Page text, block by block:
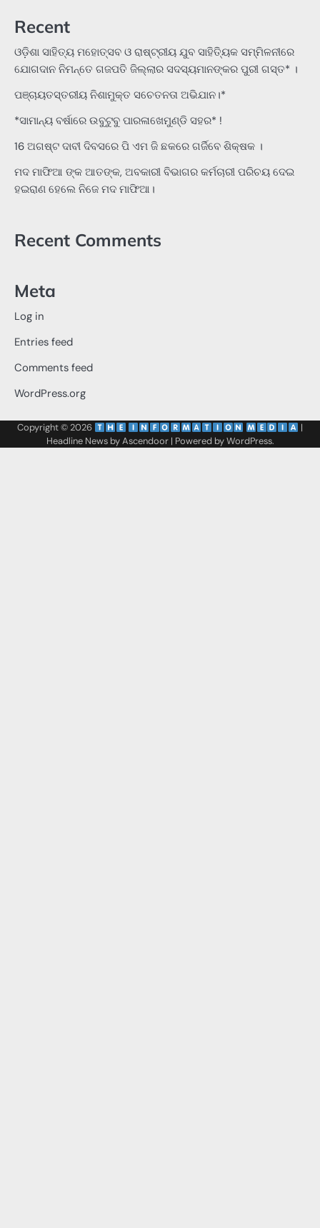
Recent
ଓଡ଼ିଶା ସାହିତ୍ୟ ମହୋତ୍ସବ ଓ ରାଷ୍ଟ୍ରୀୟ ଯୁବ ସାହିତ୍ୟିକ ସମ୍ମିଳନୀରେ
ଯୋଗଦାନ ନିମନ୍ତେ ଗଜପତି ଜିଲ୍ଲାର ସଦସ୍ୟମାନଙ୍କର ପୁରୀ ଗସ୍ତ* ।
ପଞ୍ଚାୟତସ୍ତରୀୟ ନିଶାମୁକ୍ତ ସଚେତନତା ଅଭିଯାନ।*
*ସାମାନ୍ୟ ବର୍ଷାରେ ଉବୁଟୁବୁ ପାରଳାଖେମୁଣ୍ଡି ସହର* !
16 ଅଗଷ୍ଟ ଦାବୀ ଦିବସରେ ପି ଏମ ଜି ଛକରେ ଗର୍ଜିବେ ଶିକ୍ଷକ ।
ମଦ ମାଫିଆ ଙ୍କ ଆତଙ୍କ, ଅବକାରୀ ବିଭାଗର କର୍ମଚାରୀ ପରିଚୟ ଦେଇ
ହଇରାଣ ହେଲେ ନିଜେ ମଦ ମାଫିଆ।
Recent Comments
Meta
Log in
Entries feed
Comments feed
WordPress.org
Copyright © 2026
|
Headline News byAscendoor| Powered byWordPress.